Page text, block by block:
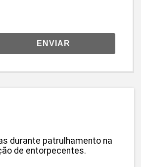
ENVIAR
durante patrulhamento na
de entorpecentes.